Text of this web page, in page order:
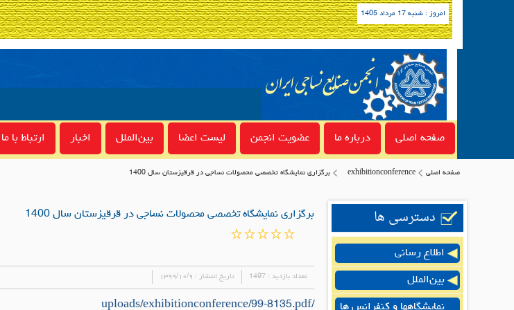
امروز : شنبه 17 مرداد 1405
صفحه اصلی درباره ما عضویت انجمن لیست اعضا بین‌الملل اخبار ارتباط با ما
صفحه اصلی exhibitionconference برگزاری نمایشگاه تخصصی محصولات نساجی در قرقیزستان سال 1400
دسترسی ها
اطلاع رسانی
بین‌الملل
نمایشگاهها و کنفرانس ها
برگزاری نمایشگاه تخصصی محصولات نساجی در قرقیزستان سال 1400
تعداد بازدید : 1497 تاریخ انتشار : ۱۳۹۹/۱۰/۹
/uploads/exhibitionconference/99-8135.pdf